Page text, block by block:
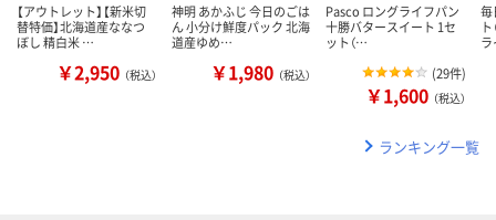
【アウトレット】【新米切
替特価】北海道産ななつ
ぼし 精白米 …
￥2,950 （税込）
神明 あかふじ 今日のごは
ん 小分け鮮度パック 北海
道産ゆめ…
￥1,980 （税込）
Pasco ロングライフパン
十勝バタースイート 1セ
ット（…
(29件)
￥1,600 （税込）
毎
ランキング一覧